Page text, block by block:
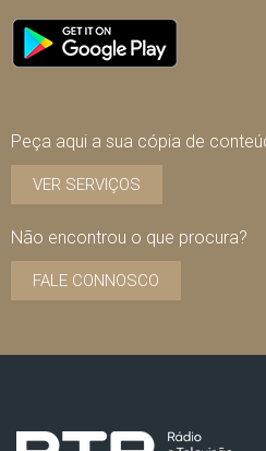
Peça aqui a sua cópia de
VER SERVIÇOS
Não encontrou o que procura?
FALE CONNOSCO